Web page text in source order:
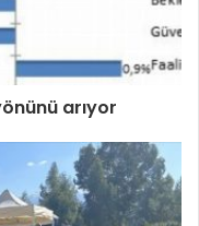
arıyor